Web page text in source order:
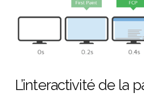
L’interactivité de la